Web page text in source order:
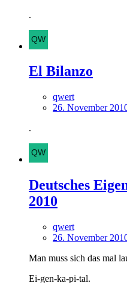
.
El Bilanzo
qwert
26. November
.
Deutsches
2010
qwert
26. November
Man muss sich das mal
Ei-gen-ka-pi-tal.